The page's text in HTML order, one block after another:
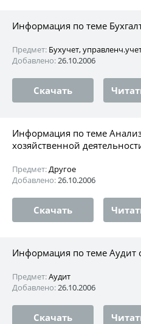
Информация по теме
Предмет: Бухучет,
Добавлено:26.10.2006
Скачать
Информация по теме
хозяйственной
Предмет:Другое
Добавлено:26.10.2006
Скачать
Информация по теме Аудит
Предмет:Аудит
Добавлено:26.10.2006
Скачать